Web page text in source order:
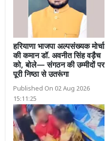
हरियाणा भाजपा अल्पसंख्यक मोर्चा
की कमान डॉ. अवनीत सिंह वड़ैच
को, बोले— संगठन की उम्मीदों पर
पूरी निष्ठा से उतरूंगा
Published On 02 Aug 2026
15:11:25